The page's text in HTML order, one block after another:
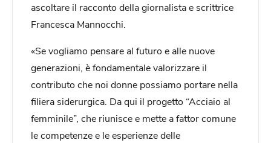
ascoltare il racconto della giornalista e scrittrice
Francesca Mannocchi.
«Se vogliamo pensare al futuro e alle nuove
generazioni, è fondamentale valorizzare il
contributo che noi donne possiamo portare nella
filiera siderurgica. Da qui il progetto “Acciaio al
femminile”, che riunisce e mette a fattor comune
le competenze e le esperienze delle